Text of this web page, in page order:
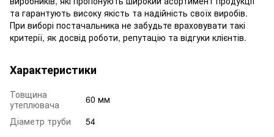
та гарантують високу якість та надійність своїх виробів.
При виборі постачальника не забудьте враховувати такі
критерії, як досвід роботи, репутацію та відгуки клієнтів.
Характеристики
Товщина
утеплювача
60 мм
Діаметр труби
54